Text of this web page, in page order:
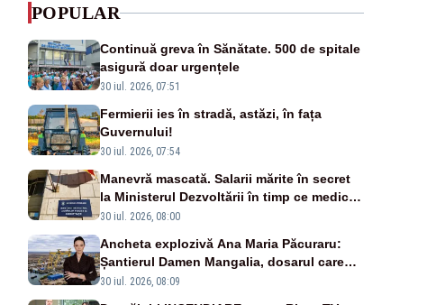
POPULAR
Continuă greva în Sănătate. 500 de spitale
asigură doar urgențele
30 iul. 2026, 07:51
Fermierii ies în stradă, astăzi, în fața
Guvernului!
30 iul. 2026, 07:54
Manevră mascată. Salarii mărite în secret
la Ministerul Dezvoltării în timp ce medicii
ies în stradă
30 iul. 2026, 08:00
Ancheta explozivă Ana Maria Păcuraru:
Șantierul Damen Mangalia, dosarul care
scufundă apărarea României
30 iul. 2026, 08:09